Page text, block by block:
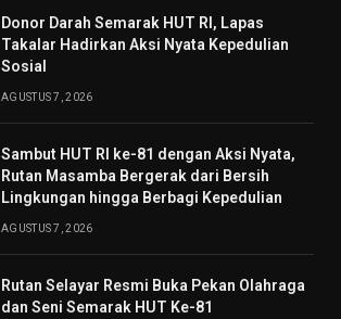
Donor Darah Semarak HUT RI, Lapas
Takalar Hadirkan Aksi Nyata Kepedulian
Sosial
AGUSTUS 7, 2026
Sambut HUT RI ke-81 dengan Aksi Nyata,
Rutan Masamba Bergerak dari Bersih
Lingkungan hingga Berbagi Kepedulian
AGUSTUS 7, 2026
Rutan Selayar Resmi Buka Pekan Olahraga
dan Seni Semarak HUT Ke-81